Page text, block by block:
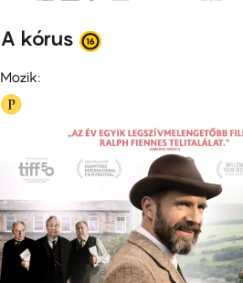
A kórus
Mozik: